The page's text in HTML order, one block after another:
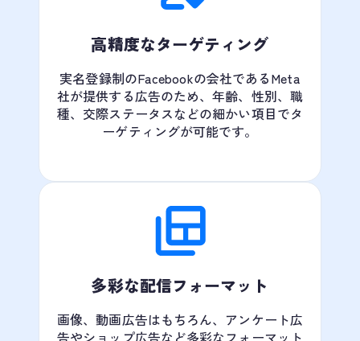
高精度なターゲティング
実名登録制のFacebookの会社であるMeta
社が提供する広告のため、年齢、性別、職
種、交際ステータスなどの細かい項目でタ
ーゲティングが可能です。
多彩な配信フォーマット
画像、動画広告はもちろん、アンケート広
告やショップ広告など多彩なフォーマット